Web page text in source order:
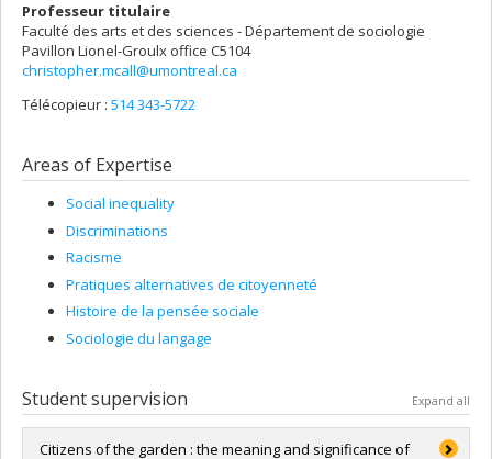
Professeur titulaire
Faculté des arts et des sciences - Département de sociologie
Pavillon Lionel-Groulx office C5104
christopher.mcall@umontreal.ca
Télécopieur : 514 343-5722
Areas of Expertise
Social inequality
Discriminations
Racisme
Pratiques alternatives de citoyenneté
Histoire de la pensée sociale
Sociologie du langage
Student supervision Expand all
Citizens of the garden : the meaning and significance of